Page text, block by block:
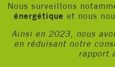
Nous surveillons
énergétique et nous
Ainsi en 2023, nous
en réduisant notre
rapport